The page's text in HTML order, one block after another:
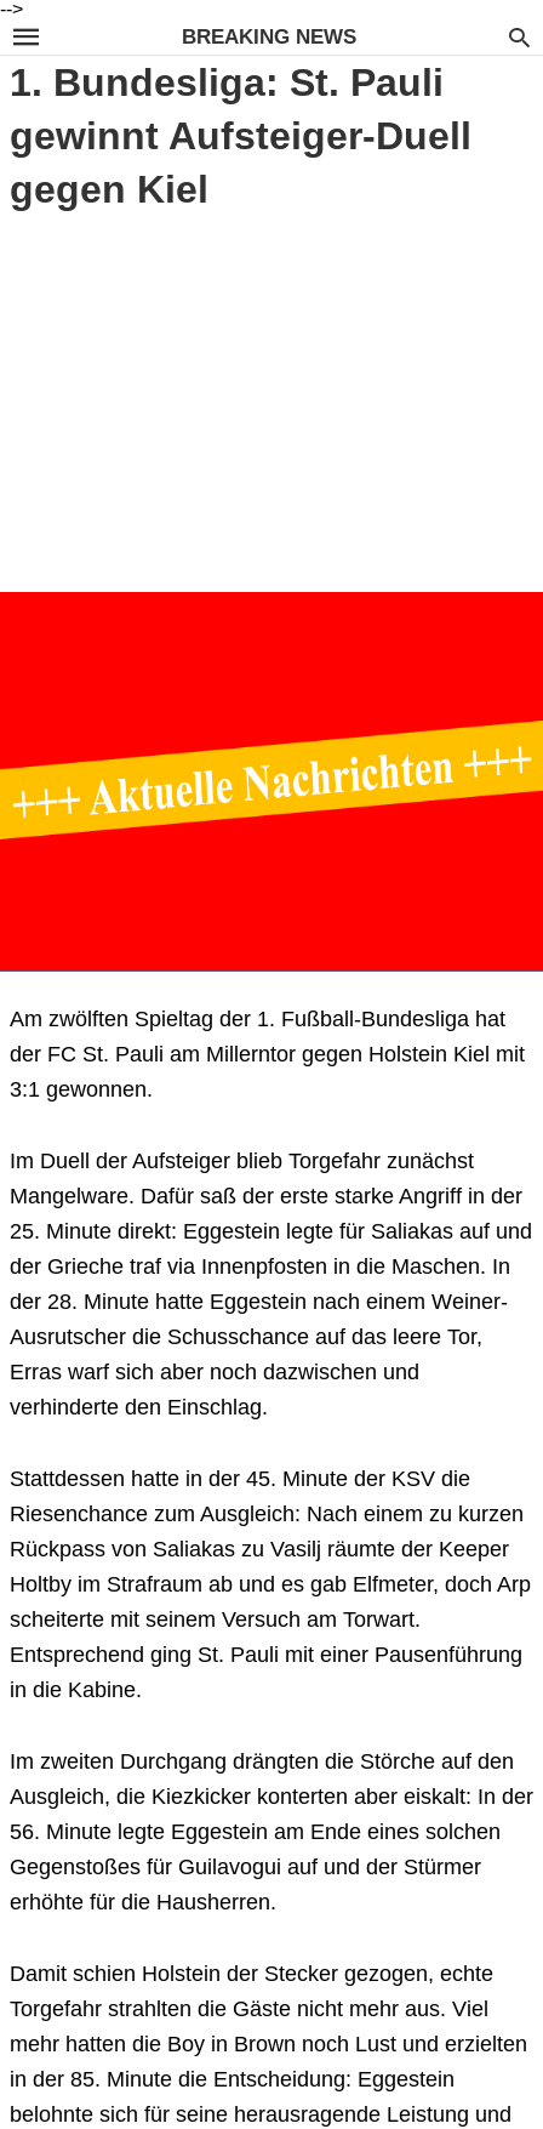
-->
BREAKING NEWS
1. Bundesliga: St. Pauli
gewinnt Aufsteiger-Duell
gegen Kiel
Am zwölften Spieltag der 1. Fußball-Bundesliga hat
der FC St. Pauli am Millerntor gegen Holstein Kiel mit
3:1 gewonnen.
Im Duell der Aufsteiger blieb Torgefahr zunächst
Mangelware. Dafür saß der erste starke Angriff in der
25. Minute direkt: Eggestein legte für Saliakas auf und
der Grieche traf via Innenpfosten in die Maschen. In
der 28. Minute hatte Eggestein nach einem Weiner-
Ausrutscher die Schusschance auf das leere Tor,
Erras warf sich aber noch dazwischen und
verhinderte den Einschlag.
Stattdessen hatte in der 45. Minute der KSV die
Riesenchance zum Ausgleich: Nach einem zu kurzen
Rückpass von Saliakas zu Vasilj räumte der Keeper
Holtby im Strafraum ab und es gab Elfmeter, doch Arp
scheiterte mit seinem Versuch am Torwart.
Entsprechend ging St. Pauli mit einer Pausenführung
in die Kabine.
Im zweiten Durchgang drängten die Störche auf den
Ausgleich, die Kiezkicker konterten aber eiskalt: In der
56. Minute legte Eggestein am Ende eines solchen
Gegenstoßes für Guilavogui auf und der Stürmer
erhöhte für die Hausherren.
Damit schien Holstein der Stecker gezogen, echte
Torgefahr strahlten die Gäste nicht mehr aus. Viel
mehr hatten die Boy in Brown noch Lust und erzielten
in der 85. Minute die Entscheidung: Eggestein
belohnte sich für seine herausragende Leistung und